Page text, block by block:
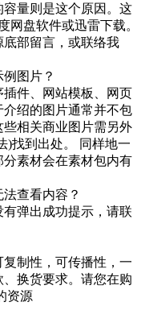
量则是这个原因。这
网盘软件或迅雷下载。
部留言，或联络我
图片？
件、网站模板、网页
绍的图片通常并不包
相关商业图片需另外
)找到出处。 同样地一
素材会在素材包内有
查看内容？
弹出成功提示，请联
制性，可传播性，一
换货要求。请您在购
资源